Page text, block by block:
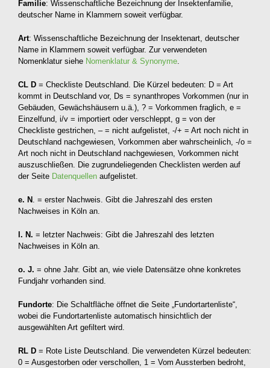
Familie: Wissenschaftliche Bezeichnung der Insektenfamilie,
deutscher Name in Klammern soweit verfügbar.
Art: Wissenschaftliche Bezeichnung der Insektenart, deutscher
Name in Klammern soweit verfügbar. Zur verwendeten
Nomenklatur siehe Nomenklatur & Synonyme.
CL D= Checkliste Deutschland. Die Kürzel bedeuten: D = Art
kommt in Deutschland vor, Ds = synanthropes Vorkommen (nur in
Gebäuden, Gewächshäusern u.ä.), ? = Vorkommen fraglich, e =
Einzelfund, i/v = importiert oder verschleppt, g = von der
Checkliste gestrichen, – = nicht aufgelistet, -/+ = Art noch nicht in
Deutschland nachgewiesen, Vorkommen aber wahrscheinlich, -/o =
Art noch nicht in Deutschland nachgewiesen, Vorkommen nicht
auszuschließen. Die zugrundeliegenden Checklisten werden auf
der Seite Datenquellenaufgelistet.
e. N . = erster Nachweis. Gibt die Jahreszahl des ersten
Nachweises in Köln an.
l. N. = letzter Nachweis: Gibt die Jahreszahl des letzten
Nachweises in Köln an.
o. J. = ohne Jahr. Gibt an, wie viele Datensätze ohne konkretes
Fundjahr vorhanden sind.
Fundorte: Die Schaltfläche öffnet die Seite „Fundortartenliste“,
wobei die Fundortartenliste automatisch hinsichtlich der
ausgewählten Art gefiltert wird.
RL D= Rote Liste Deutschland. Die verwendeten Kürzel bedeuten:
0 = Ausgestorben oder verschollen, 1 = Vom Aussterben bedroht,